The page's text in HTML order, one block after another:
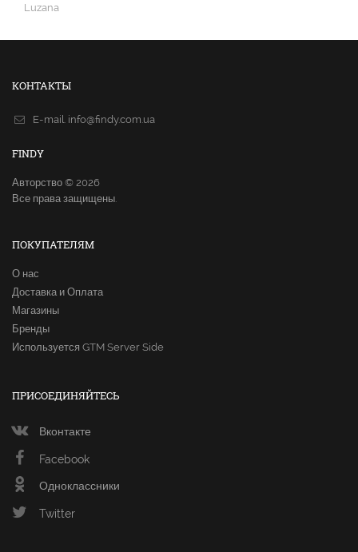
Luzana
КОНТАКТЫ
E-mail. info@findy.com.ua
FINDY
Авторство © 2026
Все права защищены.
ПОКУПАТЕЛЯМ
О нас
Доставка и Оплата
Магазины
Бренды
Используется GTM Server Side
ПРИСОЕДИНЯЙТЕСЬ
Вконтакте
Facebook
Одноклассники
Twitter